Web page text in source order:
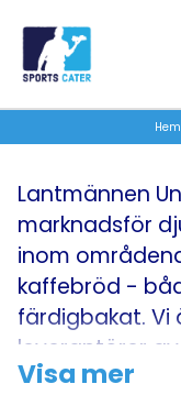
Hem
Lantmännen
marknadsför
inom
kaffebröd -
färdigbakat. Vi
leverantörer
Visa mer